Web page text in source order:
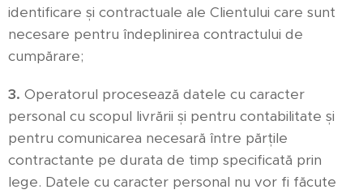
identificare și contractuale ale Clientului care sunt
necesare pentru îndeplinirea contractului de
cumpărare;
3. Operatorul procesează datele cu caracter
personal cu scopul livrării și pentru contabilitate și
pentru comunicarea necesară între părțile
contractante pe durata de timp specificată prin
lege. Datele cu caracter personal nu vor fi făcute